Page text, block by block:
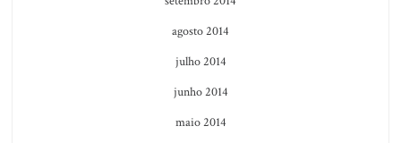
agosto 2014
julho 2014
junho 2014
maio 2014